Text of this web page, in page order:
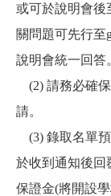
或可於說明會後
關問題可先行至
說明會統一回答
(2) 請務必確
請。
(3) 錄取名單預
於收到通知後回
保證金(將開設